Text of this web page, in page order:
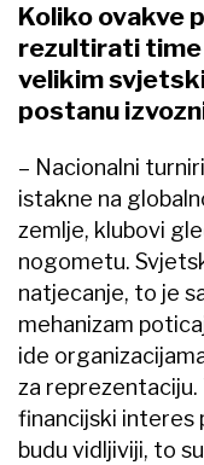
Koliko ovakve
rezultirati time
velikim
postanu
– Nacionalni
istakne na
zemlje, klubovi
nogometu.
natjecanje, to je
mehanizam
ide
za reprezentaciju.
financijski interes
budu vidljiviji, to